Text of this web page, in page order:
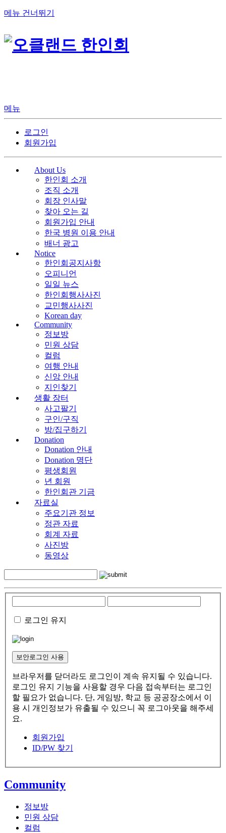
메뉴 건너뛰기
메뉴
로그인
회원가입
About Us
한인회 소개
조직 소개
회장 인사말
찾아 오는 길
회원가입 안내
한국 병원 이용 안내
배너 광고
Notice
한인회공지사항
오피니언
일일 뉴스
한인회행사사진
교민행사사진
Korean day
Community
정보방
민원 상담
컬럼
여행 안내
신앙 안내
지인찾기
생활 장터
사고팔기
구인/구직
방/집구하기
Donation
Donation 안내
Donation 명단
평생회원
년 회원
한인회관 기금
자료실
주요기관 정보
정관 자료
회계 자료
사진방
동영상
로그인 유지
보안로그인 사용
브라우저를 닫더라도 로그인이 계속 유지될 수 있습니다.
로그인 유지 기능을 사용할 경우 다음 접속부터는 로그인
할 필요가 없습니다. 단, 게임방, 학교 등 공공장소에서 이
용 시 개인정보가 유출될 수 있으니 꼭 로그아웃을 해주세
요.
회원가입
ID/PW 찾기
Community
정보방
민원 상담
컬럼